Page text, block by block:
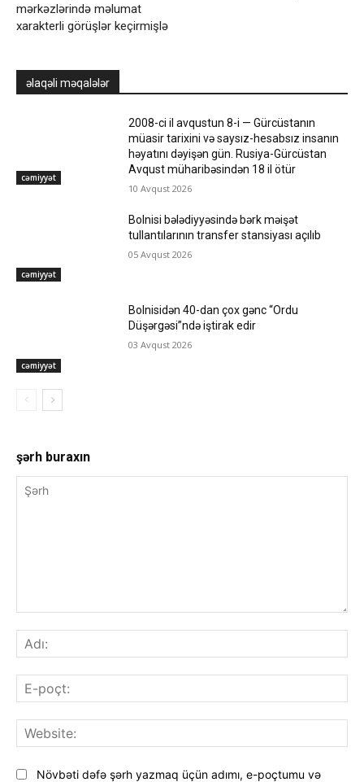
mərkəzlərində məlumat
xarakterli görüşlər keçirmişlə
əlaqəli məqalələr
cəmiyyət
2008-ci il avqustun 8-i — Gürcüstanın
müasir tarixini və saysız-hesabsız insanın
həyatını dəyişən gün. Rusiya-Gürcüstan
Avqust müharibəsindən 18 il ötür
10 Avqust 2026
cəmiyyət
Bolnisi bələdiyyəsində bərk məişət
tullantılarının transfer stansiyası açılıb
05 Avqust 2026
cəmiyyət
Bolnisidən 40-dan çox gənc “Ordu
Düşərgəsi”ndə iştirak edir
03 Avqust 2026
şərh buraxın
Növbəti dəfə şərh yazmaq üçün adımı, e-poçtumu və